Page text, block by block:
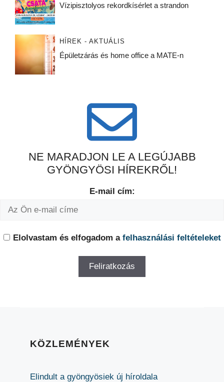
Vízipisztolyos rekordkísérlet a strandon
HÍREK - AKTUÁLIS
Épületzárás és home office a MATE-n
NE MARADJON LE A LEGÚJABB
GYÖNGYÖSI HÍREKRŐL!
E-mail cím:
Elolvastam és elfogadom a felhasználási feltételeket
KÖZLEMÉNYEK
Elindult a gyöngyösiek új híroldala